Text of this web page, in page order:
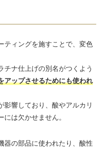
ティングを施すことで、変色
チナ仕上げの別名がつくよう
アップさせるためにも使われ
影響しており、酸やアルカリ
は欠かせません。
器の部品に使われたり、酸性